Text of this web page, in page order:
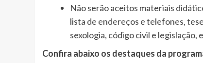
Não serão aceitos materiais
lista de endereços e telefones,
sexologia, código civil e legislação,
Confira abaixo os destaques da